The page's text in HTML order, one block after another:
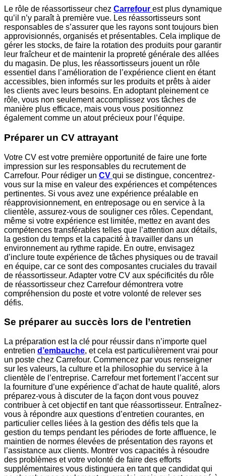
Le rôle de réassortisseur chez Carrefour est plus dynamique
qu’il n’y paraît à première vue. Les réassortisseurs sont
responsables de s’assurer que les rayons sont toujours bien
approvisionnés, organisés et présentables. Cela implique de
gérer les stocks, de faire la rotation des produits pour garantir
leur fraîcheur et de maintenir la propreté générale des allées
du magasin. De plus, les réassortisseurs jouent un rôle
essentiel dans l’amélioration de l’expérience client en étant
accessibles, bien informés sur les produits et prêts à aider
les clients avec leurs besoins. En adoptant pleinement ce
rôle, vous non seulement accomplissez vos tâches de
manière plus efficace, mais vous vous positionnez
également comme un atout précieux pour l’équipe.
Préparer un CV attrayant
Votre CV est votre première opportunité de faire une forte
impression sur les responsables du recrutement de
Carrefour. Pour rédiger un CV qui se distingue, concentrez-
vous sur la mise en valeur des expériences et compétences
pertinentes. Si vous avez une expérience préalable en
réapprovisionnement, en entreposage ou en service à la
clientèle, assurez-vous de souligner ces rôles. Cependant,
même si votre expérience est limitée, mettez en avant des
compétences transférables telles que l’attention aux détails,
la gestion du temps et la capacité à travailler dans un
environnement au rythme rapide. En outre, envisagez
d’inclure toute expérience de tâches physiques ou de travail
en équipe, car ce sont des composantes cruciales du travail
de réassortisseur. Adapter votre CV aux spécificités du rôle
de réassortisseur chez Carrefour démontrera votre
compréhension du poste et votre volonté de relever ses
défis.
Se préparer au succès lors de l’entretien
La préparation est la clé pour réussir dans n’importe quel
entretien d’embauche, et cela est particulièrement vrai pour
un poste chez Carrefour. Commencez par vous renseigner
sur les valeurs, la culture et la philosophie du service à la
clientèle de l’entreprise. Carrefour met fortement l’accent sur
la fourniture d’une expérience d’achat de haute qualité, alors
préparez-vous à discuter de la façon dont vous pouvez
contribuer à cet objectif en tant que réassortisseur. Entraînez-
vous à répondre aux questions d’entretien courantes, en
particulier celles liées à la gestion des défis tels que la
gestion du temps pendant les périodes de forte affluence, le
maintien de normes élevées de présentation des rayons et
l’assistance aux clients. Montrer vos capacités à résoudre
des problèmes et votre volonté de faire des efforts
supplémentaires vous distinguera en tant que candidat qui